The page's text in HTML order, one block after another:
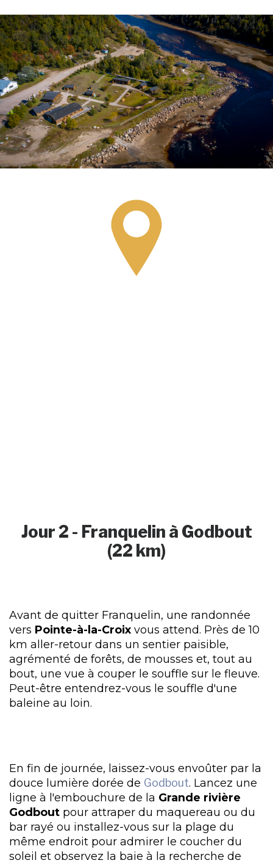
Jour 2 - Franquelin à Godbout
(22 km)
Avant de quitter Franquelin, une randonnée
vers Pointe-à-la-Croix vous attend. Près de 10
km aller-retour dans un sentier paisible,
agrémenté de forêts, de mousses et, tout au
bout, une vue à couper le souffle sur le fleuve.
Peut-être entendrez-vous le souffle d'une
baleine au loin.
En fin de journée, laissez-vous envoûter par la
douce lumière dorée de Godbout. Lancez une
ligne à l'embouchure de la Grande rivière
Godbout pour attraper du maquereau ou du
bar rayé ou installez-vous sur la plage du
même endroit pour admirer le coucher du
soleil et observez la baie à la recherche de